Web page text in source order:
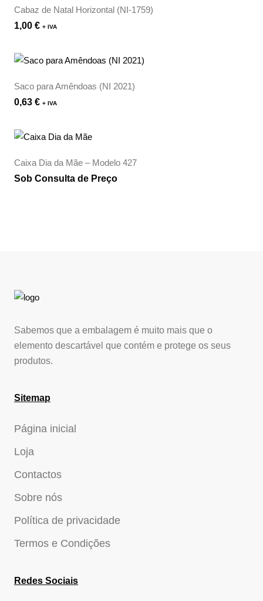
Cabaz de Natal Horizontal (NI-1759)
1,00 € + IVA
Saco para Amêndoas (NI 2021)
0,63 € + IVA
Caixa Dia da Mãe – Modelo 427
Sob Consulta de Preço
Sabemos que a embalagem é muito mais que o
elemento descartável que contém e protege os seus
produtos.
Sitemap
Página inicial
Loja
Contactos
Sobre nós
Política de privacidade
Termos e Condições
Redes Sociais